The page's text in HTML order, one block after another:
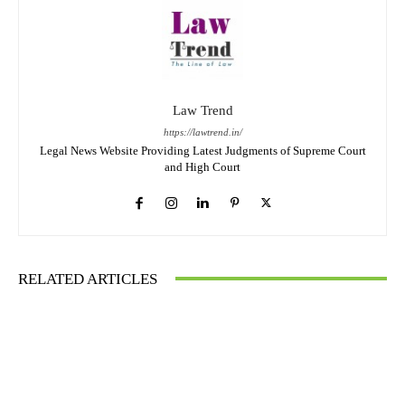
Law Trend
https://lawtrend.in/
Legal News Website Providing Latest Judgments of Supreme Court
and High Court
RELATED ARTICLES